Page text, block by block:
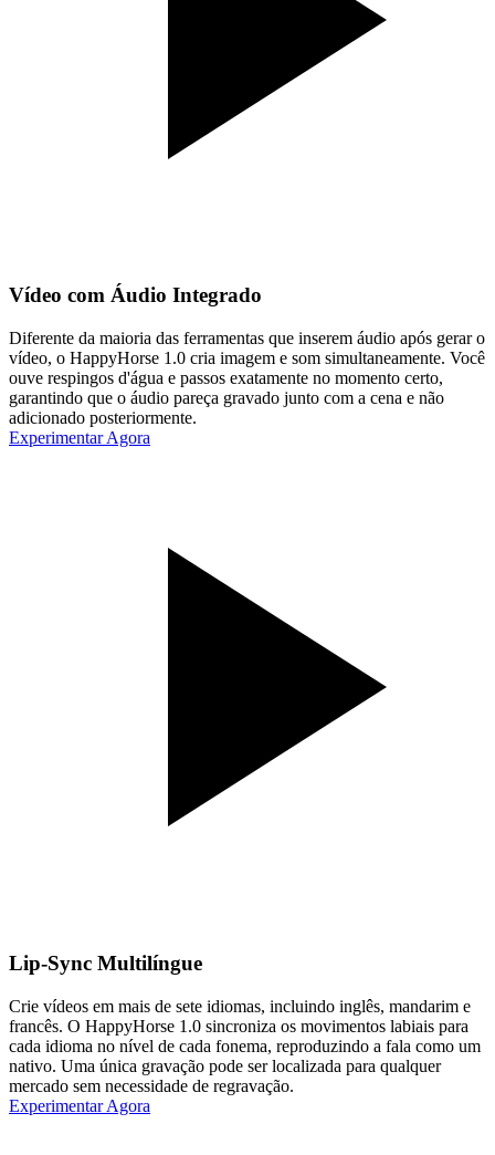
Vídeo com Áudio Integrado
Diferente da maioria das ferramentas que inserem áudio após gerar o
vídeo, o HappyHorse 1.0 cria imagem e som simultaneamente. Você
ouve respingos d'água e passos exatamente no momento certo,
garantindo que o áudio pareça gravado junto com a cena e não
adicionado posteriormente.
Experimentar Agora
Lip-Sync Multilíngue
Crie vídeos em mais de sete idiomas, incluindo inglês, mandarim e
francês. O HappyHorse 1.0 sincroniza os movimentos labiais para
cada idioma no nível de cada fonema, reproduzindo a fala como um
nativo. Uma única gravação pode ser localizada para qualquer
mercado sem necessidade de regravação.
Experimentar Agora